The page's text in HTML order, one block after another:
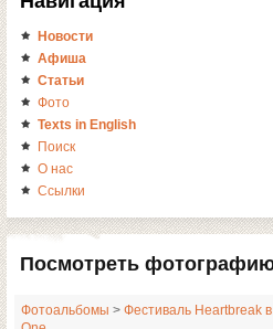
Новости
Афиша
Статьи
Фото
Texts in English
Поиск
О нас
Ссылки
Посмотреть
Фотоальбомы > Фестиваль Heartbreak